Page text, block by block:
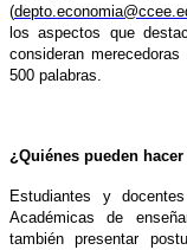
(
los aspectos que
consideran
500 palabras.
¿Quiénes pueden
Estudiantes y
Académicasde
también presentar